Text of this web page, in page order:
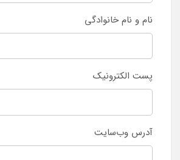
نام و نام خانوادگی
پست الکترونیک
آدرس وب‌سایت